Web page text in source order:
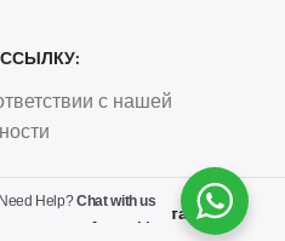
с нашей
Служба доставки:
Need Help?Chat with us